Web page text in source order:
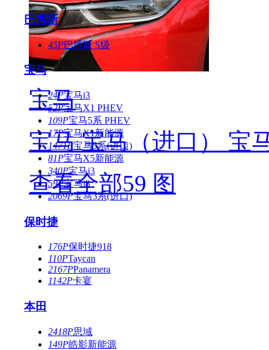
巴博斯
45P巴博斯 S级
宝马
24P宝马i3
52P宝马X1 PHEV
109P宝马5系 PHEV
17P宝马X1新能源
1471P宝马5系(进口)
81P宝马X5新能源
340P宝马i3
59P宝马i8
2069P宝马3系(进口)
保时捷
176P保时捷918
110PTaycan
2167PPanamera
1142P卡宴
本田
2418P思域
149P皓影新能源
宝马
宝马 宝马（进口） 宝
查看全部59 图